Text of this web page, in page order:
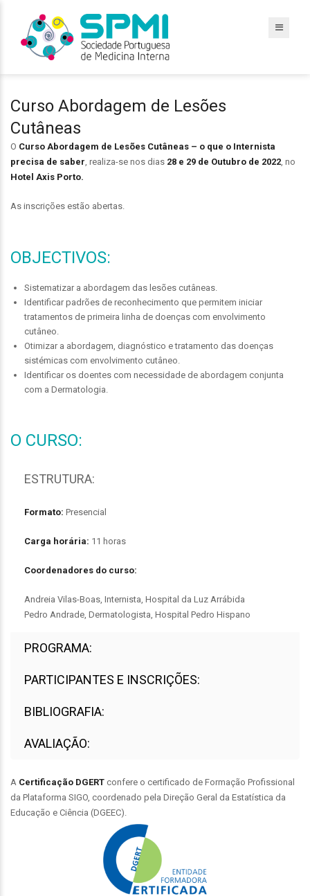
Curso Abordagem de Lesões
Cutâneas
O Curso Abordagem de Lesões Cutâneas – o que o Internista
precisa de saber, realiza-se nos dias 28 e 29 de Outubro de 2022, no
Hotel Axis Porto.
As inscrições estão abertas.
OBJECTIVOS:
Sistematizar a abordagem das lesões cutâneas.
Identificar padrões de reconhecimento que permitem iniciar
tratamentos de primeira linha de doenças com envolvimento
cutâneo.
Otimizar a abordagem, diagnóstico e tratamento das doenças
sistémicas com envolvimento cutâneo.
Identificar os doentes com necessidade de abordagem conjunta
com a Dermatologia.
O CURSO:
ESTRUTURA:
Formato: Presencial
Carga horária: 11 horas
Coordenadores do curso:
Andreia Vilas-Boas, Internista, Hospital da Luz Arrábida
Pedro Andrade, Dermatologista, Hospital Pedro Hispano
PROGRAMA:
PARTICIPANTES E INSCRIÇÕES:
BIBLIOGRAFIA:
AVALIAÇÃO:
A Certificação DGERT confere o certificado de Formação Profissional
da Plataforma SIGO, coordenado pela Direção Geral da Estatística da
Educação e Ciência (DGEEC).